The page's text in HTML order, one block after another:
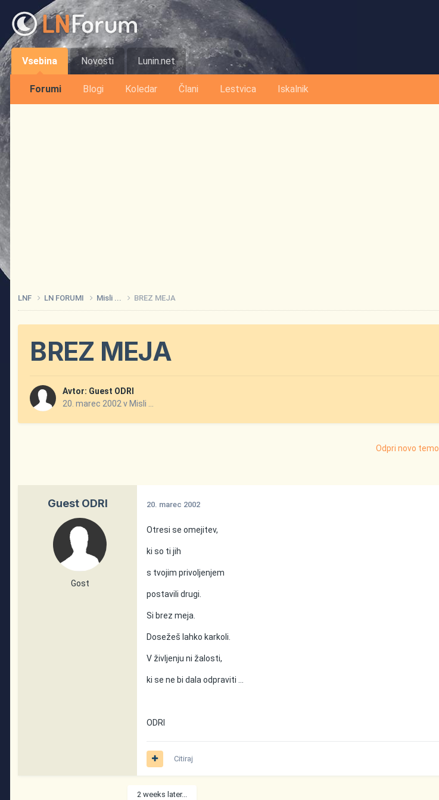
Vsebina
Forumi Blogi Koledar Člani Lestvica Iskalnik
Novosti Lunin.net
LNF LN FORUMI Misli ... BREZ MEJA
BREZ MEJA
Avtor: Guest ODRI
20. marec 2002 v Misli ...
Odpri novo temo
Guest ODRI
Gost
20. marec 2002
Otresi se omejitev,
ki so ti jih
s tvojim privoljenjem
postavili drugi.
Si brez meja.
Dosežeš lahko karkoli.
V življenju ni žalosti,
ki se ne bi dala odpraviti ...
ODRI
Citiraj
2 weeks later...